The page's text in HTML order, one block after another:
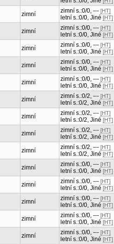
zimní zimní s.:0/0, --- [HT]
letní s.:0/0, Jiné [HT]
zimní zimní s.:0/0, --- [HT]
letní s.:0/0, Jiné [HT]
zimní zimní s.:0/0, --- [HT]
letní s.:0/0, Jiné [HT]
zimní zimní s.:0/0, --- [HT]
letní s.:0/0, Jiné [HT]
zimní zimní s.:0/0, --- [HT]
letní s.:0/0, Jiné [HT]
zimní zimní s.:0/2, --- [HT]
letní s.:0/2, Jiné [HT]
zimní zimní s.:0/2, --- [HT]
letní s.:0/2, Jiné [HT]
zimní zimní s.:0/2, --- [HT]
letní s.:0/2, Jiné [HT]
zimní zimní s.:0/2, --- [HT]
letní s.:0/2, Jiné [HT]
zimní zimní s.:0/0, --- [HT]
letní s.:0/0, Jiné [HT]
zimní zimní s.:0/0, --- [HT]
letní s.:0/0, Jiné [HT]
zimní zimní s.:0/0, --- [HT]
letní s.:0/0, Jiné [HT]
zimní zimní s.:0/0, --- [HT]
letní s.:0/0, Jiné [HT]
zimní zimní s.:0/0, --- [HT]
letní s.:0/0, Jiné [HT]